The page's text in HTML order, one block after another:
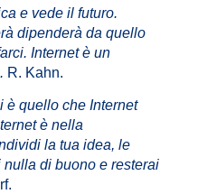
e vede il futuro.
dipenderà da quello
Internet è un
R. Kahn.
è quello che Internet
è nella
la tua idea, le
di buono e resterai